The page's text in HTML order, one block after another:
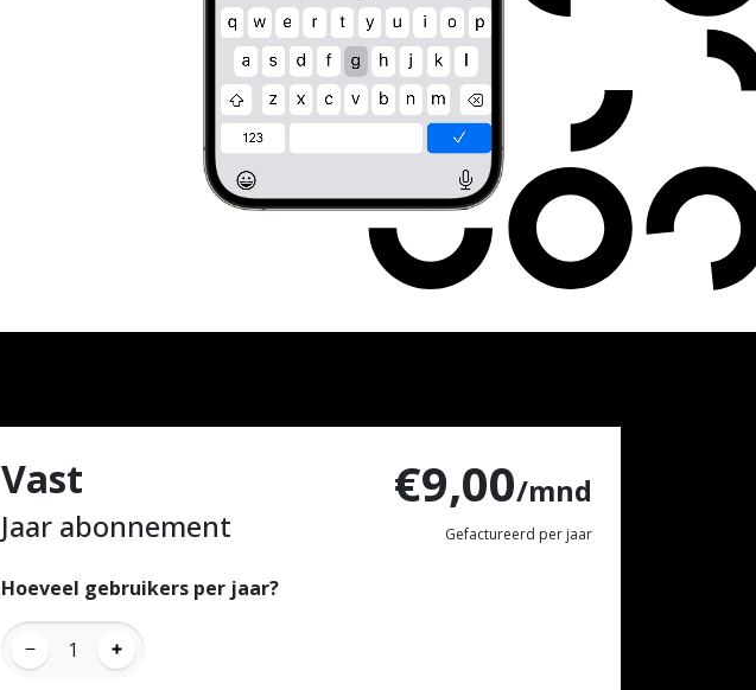
Vast
Jaar abonnement
€9,00/mnd
Gefactureerd per jaar
Hoeveel gebruikers per jaar?
1